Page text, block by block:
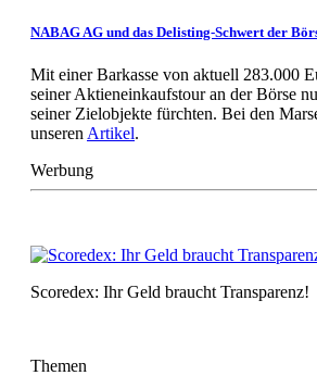
NABAG AG und das Delisting-Schwert der
Mit einer Barkasse von aktuell 283.000
seiner Aktieneinkaufstour an der Börse
seiner Zielobjekte fürchten. Bei den
unseren Artikel.
Werbung
Scoredex: Ihr Geld braucht Transparenz!
Themen